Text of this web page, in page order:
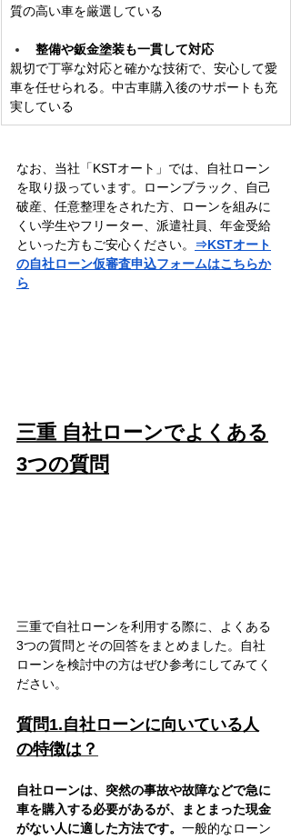
質の高い車を厳選している
整備や鈑金塗装も一貫して対応
親切で丁寧な対応と確かな技術で、安心して愛
車を任せられる。中古車購入後のサポートも充
実している
なお、当社「KSTオート」では、自社ローン
を取り扱っています。ローンブラック、自己
破産、任意整理をされた方、ローンを組みに
くい学生やフリーター、派遣社員、年金受給
といった方もご安心ください。
⇒KSTオート
の自社ローン仮審査申込フォームはこちらか
ら
三重 自社ローンでよくある
3つの質問
三重で自社ローンを利用する際に、よくある
3つの質問とその回答をまとめました。自社
ローンを検討中の方はぜひ参考にしてみてく
ださい。
質問1.自社ローンに向いている人
の特徴は？
自社ローンは、突然の事故や故障などで急に
車を購入する必要があるが、まとまった現金
がない人に適した方法です。 一般的なローン